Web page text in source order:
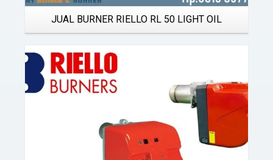
JUAL BURNER RIELLO RL 50 LIGHT OIL